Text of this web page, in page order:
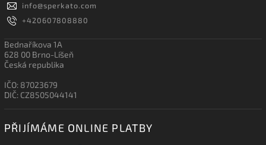
info@sperkato.com
+420607808880
Bednaříkova 1A
628 00 Brno-Líšeň
Česká republika
IČO: 87023679
DIČ: CZ8505044141
PŘIJÍMÁME ONLINE PLATBY